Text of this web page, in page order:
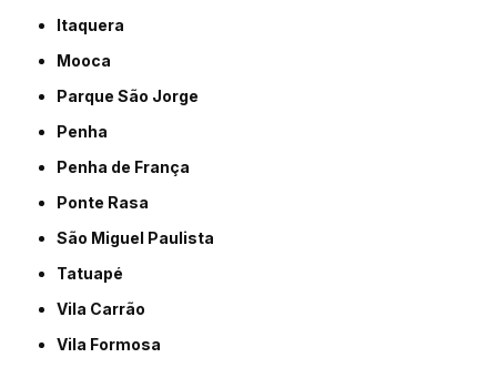
Itaquera
Mooca
Parque São Jorge
Penha
Penha de França
Ponte Rasa
São Miguel Paulista
Tatuapé
Vila Carrão
Vila Formosa